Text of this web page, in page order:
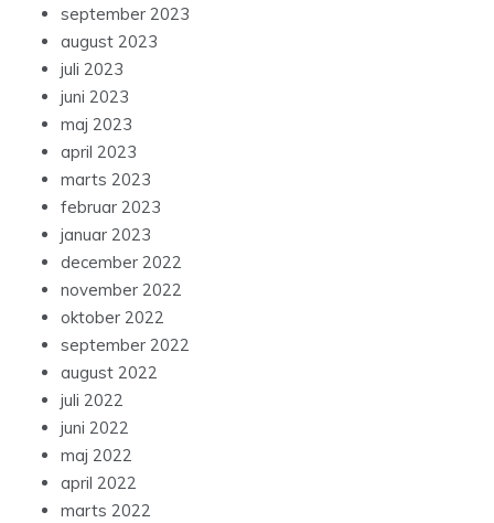
september 2023
august 2023
juli 2023
juni 2023
maj 2023
april 2023
marts 2023
februar 2023
januar 2023
december 2022
november 2022
oktober 2022
september 2022
august 2022
juli 2022
juni 2022
maj 2022
april 2022
marts 2022